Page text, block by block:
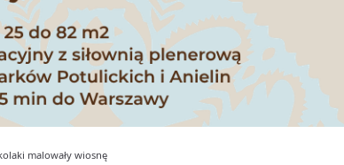
malowały wiosnę